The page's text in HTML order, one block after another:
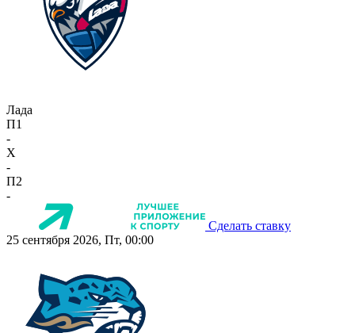
Лада
П1
-
X
-
П2
-
Сделать ставку
25 сентября 2026, Пт, 00:00